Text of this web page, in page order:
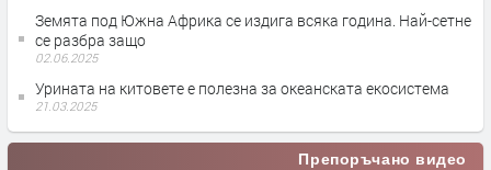
Земята под Южна Африка се издига всяка година. Най-сетне
се разбра защо
02.06.2025
Урината на китовете е полезна за океанската екосистема
21.03.2025
Препоръчано видео